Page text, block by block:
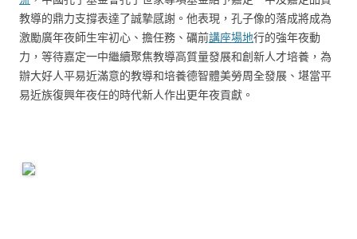
教導的鼎力支撐表達了誠摯感謝。他表現，孔子像的落成將成為
激勵廣年夜師生牢初心、擔任務、礪前講座場地行的強年夜動
力，等待嘉定一中繼續聚焦教導高質量發展和創新人才培養，為
辦大好人平易近滿意的教導和培養德智體美勞周全發展、堪當平
易近族復興年夜任的時代新人作出更年夜貢獻。